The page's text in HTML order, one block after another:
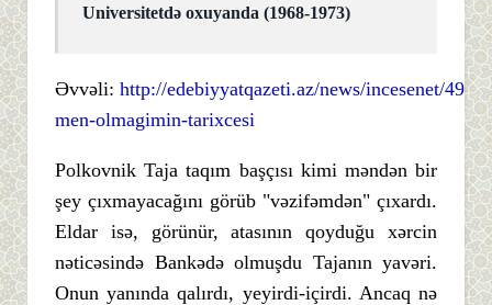
Universitetdə oxuyanda (1968-1973)
Əvvəli: http://edebiyyatqazeti.az/news/incesenet/4960-
men-olmagimin-tarixcesi
Polkovnik Taja taqım başçısı kimi məndən bir
şey çıxmayacağını görüb "vəzifəmdən" çıxardı.
Eldar isə, görünür, atasının qoyduğu xərcin
nəticəsində Bankədə olmuşdu Tajanın yavəri.
Onun yanında qalırdı, yeyirdi-içirdi. Ancaq nə